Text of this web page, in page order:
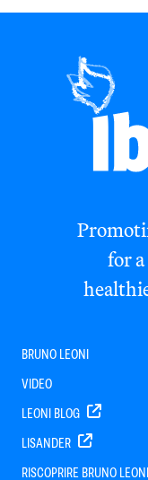
for
BRUNO LEONI
VIDEO
LEONI BLOG
LISANDER
RISCOPRIRE BRUNO LEONI